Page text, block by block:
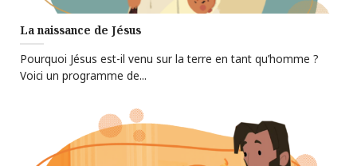
La naissance de Jésus
Pourquoi Jésus est-il venu sur la terre en tant qu’homme ?
Voici un programme de...